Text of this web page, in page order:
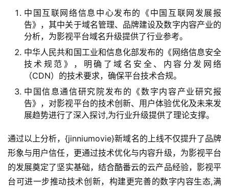
中国互联网络信息中心发布的《中国互联网发展报
告》，其中关于域名管理、品牌建设及数字内容产业的
分析，为影视平台域名升级提供了行业参考。
中华人民共和国工业和信息化部发布的《网络信息安全
技术规范》，明确了域名安全、内容分发网络
（CDN）的技术要求，确保平台技术合规。
中国信息通信研究院发布的《数字内容产业研究报
告》，对影视平台的技术创新、用户体验优化及未来发
展趋势进行了深入探讨,为行业升级提供了理论支撑。
通过以上分析，{jinniumovie}新域名的上线不仅提升了品牌
形象与用户信任，更通过技术优化与内容升级，为影视平台
的发展奠定了坚实基础，结合酷番云的云产品经验，影视平
台可进一步推动技术创新，构建更完善的数字内容生态,满